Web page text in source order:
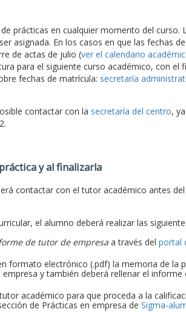
prácticas en cualquier momento del curso.
asignada. En los casos en que las fechas
de actas de julio (ver el calendario
para el siguiente curso académico, con el
fechas de matrícula: secretaría
contactar con la secretaría del centro,
y al finalizarla
contactar con el tutor académico antes
el alumno deberá realizar las
de tutor de empresaa través del portal
formato electrónico (.pdf) la memoria de la
empresa y también deberá rellenar el
académico para que proceda a la
de Prácticas en empresa de Sigma-